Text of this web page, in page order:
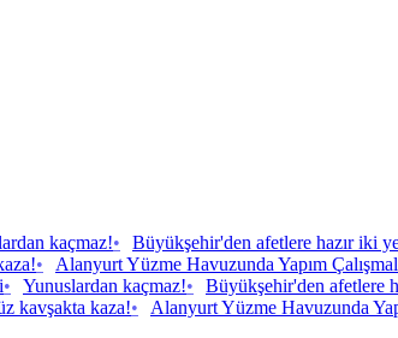
kaçmaz!• Büyükşehir'den afetlere hazır iki
• Alanyurt Yüzme Havuzunda Yapım
• Yunuslardan kaçmaz!• Büyükşehir'den afetlere
kavşakta kaza!• Alanyurt Yüzme Havuzunda